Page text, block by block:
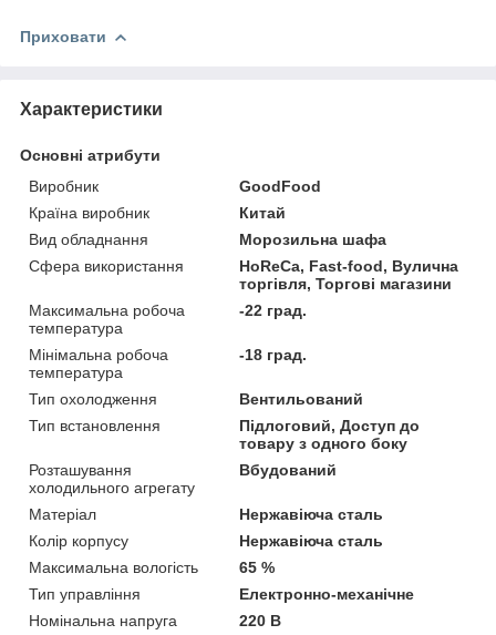
Приховати
Характеристики
Основні атрибути
Виробник
GoodFood
Країна виробник
Китай
Вид обладнання
Морозильна шафа
Сфера використання
HoReCa, Fast-food, Вулична
торгівля, Торгові магазини
Максимальна робоча
температура
-22 град.
Мінімальна робоча
температура
-18 град.
Тип охолодження
Вентильований
Тип встановлення
Підлоговий, Доступ до
товару з одного боку
Розташування
холодильного агрегату
Вбудований
Матеріал
Нержавіюча сталь
Колір корпусу
Нержавіюча сталь
Максимальна вологість
65 %
Тип управління
Електронно-механічне
Номінальна напруга
220 В